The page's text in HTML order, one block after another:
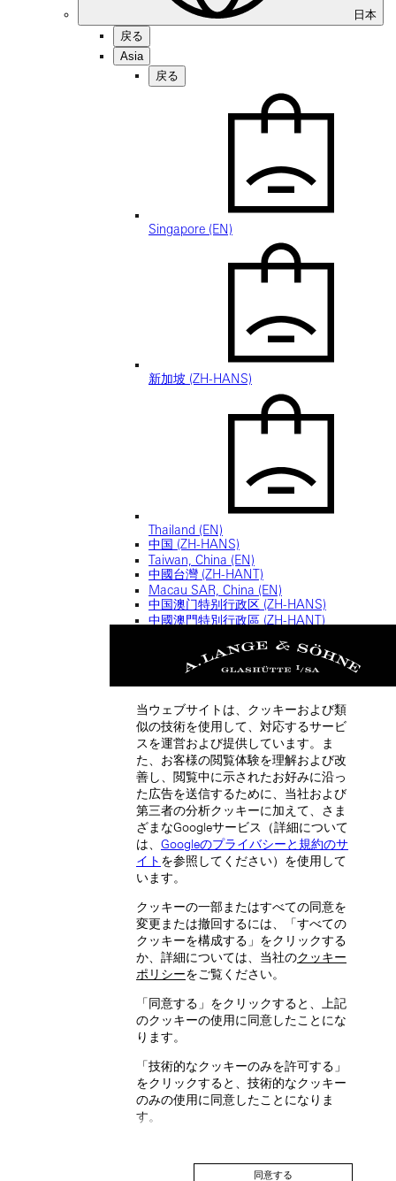
日本
戻る
Asia
戻る
Singapore (EN)
新加坡 (ZH-HANS)
Thailand (EN)
中国 (ZH-HANS)
Taiwan, China (EN)
中國台灣 (ZH-HANT)
Macau SAR, China (EN)
中国澳门特别行政区 (ZH-HANS)
中國澳門特別行政區 (ZH-HANT)
Hong Kong SAR, China (EN)
中国香港特别行政区 (ZH-HANS)
中國香港特別行政區 (ZH-HANT)
当ウェブサイトは、クッキーおよび類
似の技術を使用して、対応するサービ
スを運営および提供しています。ま
た、お客様の閲覧体験を理解および改
善し、閲覧中に示されたお好みに沿っ
た広告を送信するために、当社および
第三者の分析クッキーに加えて、さま
ざまなGoogleサービス（詳細について
は、 Googleのプライバシーと規約のサ
イト を参照してください）を使用して
います。
クッキーの一部またはすべての同意を
変更または撤回するには、「すべての
クッキーを構成する」をクリックする
か、詳細については、当社のクッキー
ポリシーをご覧ください。
「同意する」をクリックすると、上記
のクッキーの使用に同意したことにな
ります。
「技術的なクッキーのみを許可する」
をクリックすると、技術的なクッキー
のみの使用に同意したことになりま
す。
同意する